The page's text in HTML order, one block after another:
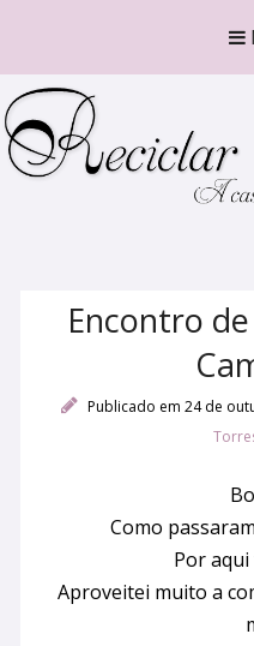
Encontro
Publicado em 24 de
Como
Por
Aproveitei muito a